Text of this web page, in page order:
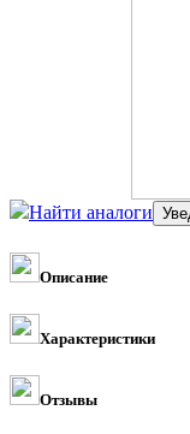
Найти аналоги
Описание
Характеристики
Отзывы